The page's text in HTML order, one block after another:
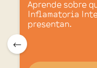
🠀
Aprende sobre
Inflamatoria
presentan.